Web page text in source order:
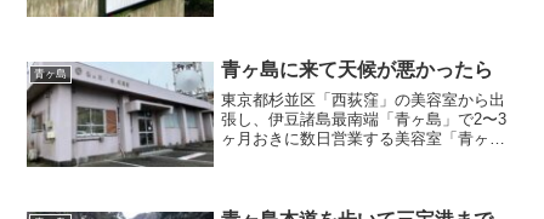
青ヶ島 青ヶ島に来て天候が悪かったら
東京都杉並区「西荻窪」の美容室から出
張し、伊豆諸島最南端「青ヶ島」で2〜3
ヶ月おきに数日営業する美容室「青ヶ島